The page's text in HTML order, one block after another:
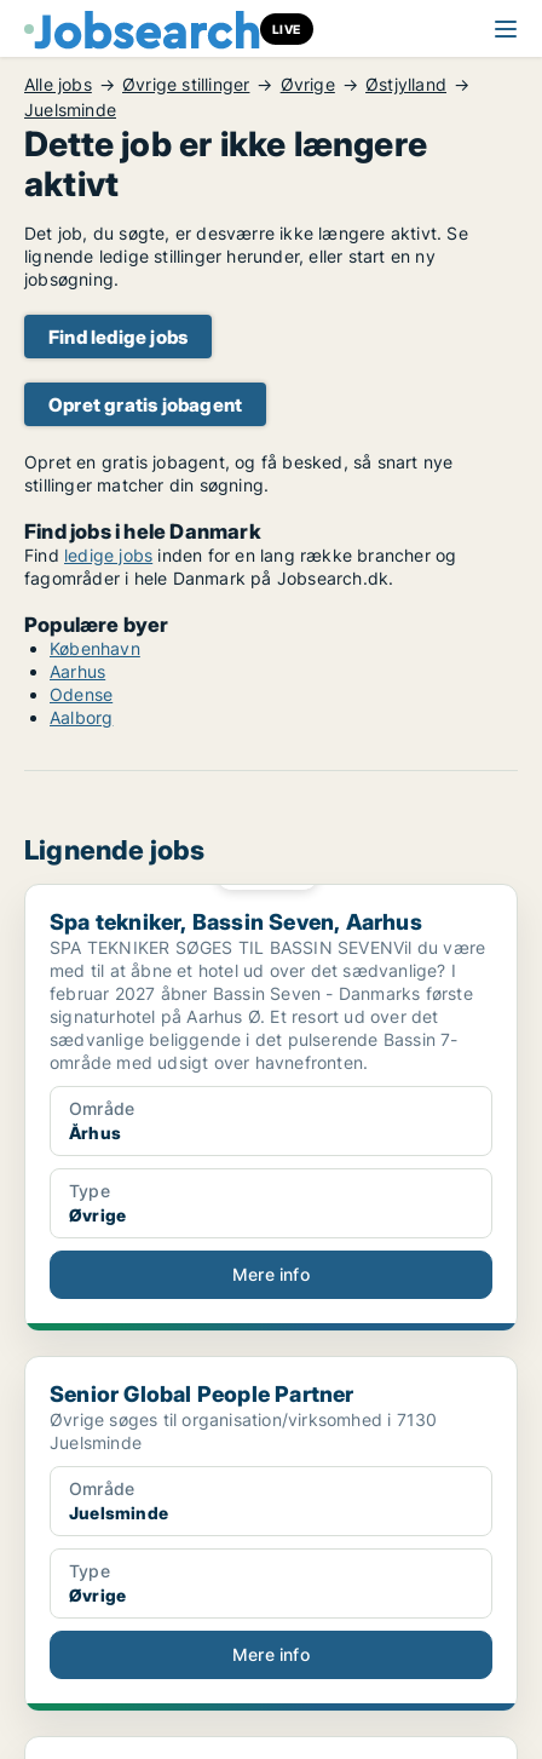
LIVE
Alle jobs Øvrige stillinger Øvrige
Østjylland
Juelsminde
Dette job er ikke længere
aktivt
Det job, du søgte, er desværre ikke længere aktivt. Se
lignende ledige stillinger herunder, eller start en ny
jobsøgning.
Find ledige jobs
Opret gratis jobagent
Opret en gratis jobagent, og få besked, så snart nye
stillinger matcher din søgning.
Find jobs i hele Danmark
Find ledige jobs inden for en lang række brancher og
fagområder i hele Danmark på Jobsearch.dk.
Populære byer
København
Aarhus
Odense
Aalborg
Lignende jobs
Spa tekniker, Bassin Seven, Aarhus
Spa tekniker, Bassin Seven, Aarhus
SPA TEKNIKER SØGES TIL BASSIN SEVENVil du være
med til at åbne et hotel ud over det sædvanlige? I
februar 2027 åbner Bassin Seven - Danmarks første
signaturhotel på Aarhus Ø. Et resort ud over det
sædvanlige beliggende i det pulserende Bassin 7-
område med udsigt over havnefronten.
Område
Århus
Type
Øvrige
Mere info
Senior Global People Partner
Senior Global People Partner
Øvrige søges til organisation/virksomhed i 7130
Juelsminde
Område
Juelsminde
Type
Øvrige
Mere info
ERP Application Specialist – Microsoft Dynamics...